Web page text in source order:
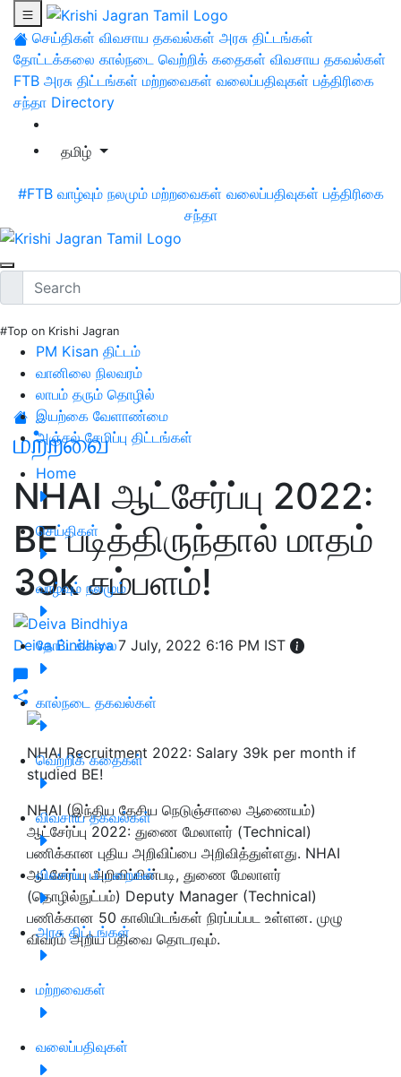
செய்திகள் விவசாய தகவல்கள் அரசு திட்டங்கள்
தோட்டக்கலை கால்நடை வெற்றிக் கதைகள் விவசாய தகவல்கள்
FTB அரசு திட்டங்கள் மற்றவைகள் வலைப்பதிவுகள் பத்திரிகை
சந்தா Directory
தமிழ்
#FTB வாழ்வும் நலமும் மற்றவைகள் வலைப்பதிவுகள் பத்திரிகை
சந்தா
#Top on Krishi Jagran
PM Kisan திட்டம்
வானிலை நிலவரம்
லாபம் தரும் தொழில்
இயற்கை வேளாண்மை
அஞ்சல் சேமிப்பு திட்டங்கள்
Home
செய்திகள்
வாழ்வும் நலமும்
தோட்டக்கலை
கால்நடை தகவல்கள்
வெற்றிக் கதைகள்
விவசாய தகவல்கள்
விவசாய பட்டறைகள்
அரசு திட்டங்கள்
மற்றவைகள்
வலைப்பதிவுகள்
மற்றவை
NHAI ஆட்சேர்ப்பு 2022:
BE படித்திருந்தால் மாதம்
39k சம்பளம்!
Deiva Bindhiya7 July, 2022 6:16 PM IST
NHAI Recruitment 2022: Salary 39k per month if
studied BE!
NHAI (இந்திய தேசிய நெடுஞ்சாலை ஆணையம்)
ஆட்சேர்ப்பு 2022: துணை மேலாளர் (Technical)
பணிக்கான புதிய அறிவிப்பை அறிவித்துள்ளது. NHAI
ஆட்சேர்ப்பு அறிவிப்பின்படி, துணை மேலாளர்
(தொழில்நுட்பம்) Deputy Manager (Technical)
பணிக்கான 50 காலியிடங்கள் நிரப்பப்பட உள்ளன. முழு
விவரம் அறிய பதிவை தொடரவும்.